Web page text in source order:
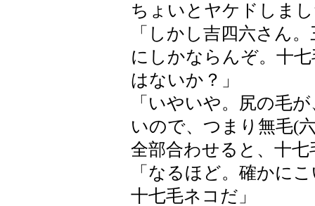
ちょいとヤケドしま
「しかし吉四六さん
にしかならんぞ。十
はないか？」
「いやいや。尻の毛
いので、つまり無毛(
全部合わせると、十
「なるほど。確かに
十七毛ネコだ」